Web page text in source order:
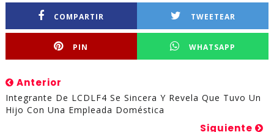
COMPARTIR TWEETEAR
PIN WHATSAPP
Anterior
Integrante De LCDLF4 Se Sincera Y Revela Que Tuvo Un
Hijo Con Una Empleada Doméstica
Siguiente